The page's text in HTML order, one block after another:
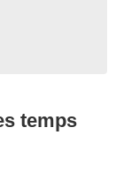
temps